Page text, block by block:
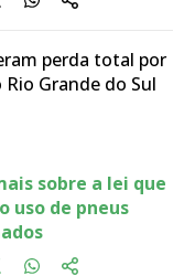
perda total por
Grande do Sul
sobre a lei que
uso de pneus